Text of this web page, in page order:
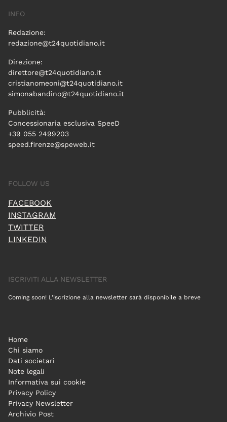
INFO
Redazione:
redazione@t24quotidiano.it
Direzione:
direttore@t24quotidiano.it
cristianomeoni@t24quotidiano.it
simonabandino@t24quotidiano.it
Pubblicità:
Concessionaria esclusiva SpeeD
+39 055 2499203
speed.firenze@speweb.it
FOLLOW US
FACEBOOK
INSTAGRAM
TWITTER
LINKEDIN
ISCRIVITI ALLA NEWSLETTER
Coming soon! L'iscrizione alla newsletter sarà disponibile a breve
Home
Chi siamo
Dati societari
Note legali
Informativa sui cookie
Privacy Policy
Privacy Newsletter
Archivio Post